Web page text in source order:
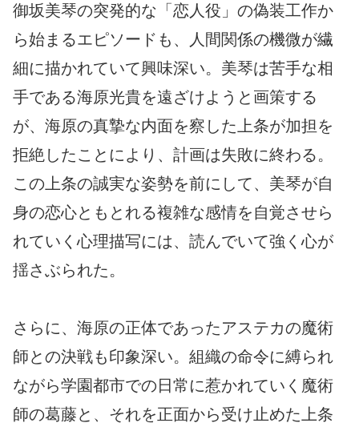
御坂美琴の突発的な「恋人役」の偽装工作か
ら始まるエピソードも、人間関係の機微が繊
細に描かれていて興味深い。美琴は苦手な相
手である海原光貴を遠ざけようと画策する
が、海原の真摯な内面を察した上条が加担を
拒絶したことにより、計画は失敗に終わる。
この上条の誠実な姿勢を前にして、美琴が自
身の恋心ともとれる複雑な感情を自覚させら
れていく心理描写には、読んでいて強く心が
揺さぶられた。
さらに、海原の正体であったアステカの魔術
師との決戦も印象深い。組織の命令に縛られ
ながら学園都市での日常に惹かれていく魔術
師の葛藤と、それを正面から受け止めた上条